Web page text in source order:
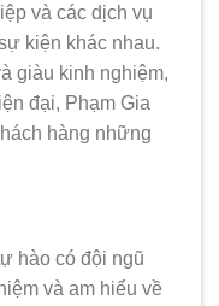
và các dịch vụ
kiện khác nhau.
giàu kinh nghiệm,
đại, Phạm Gia
hàng những
hào có đội ngũ
và am hiểu về